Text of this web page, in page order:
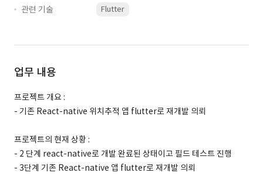
관련 기술
Flutter
업무 내용
프로젝트 개요 :
- 기존 React-native 위치추적 앱 flutter로 재개발 의뢰
프로젝트의 현재 상황 :
- 2 단계 react-native로 개발 완료된 상태이고 필드 테스트 진행
- 3단계 기존 React-native 앱 flutter로 재개발 의뢰